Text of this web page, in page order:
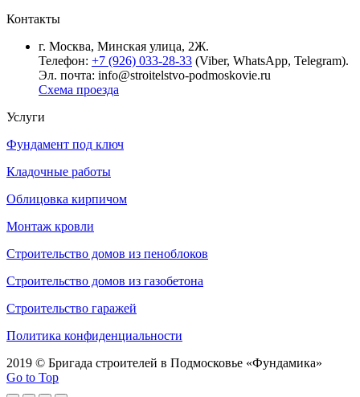
Контакты
г. Москва, Минская улица, 2Ж.
Телефон: +7 (926) 033-28-33 (Viber, WhatsApp, Telegram).
Эл. почта: info@stroitelstvo-podmoskovie.ru
Схема проезда
Услуги
Фундамент под ключ
Кладочные работы
Облицовка кирпичом
Монтаж кровли
Строительство домов из пеноблоков
Строительство домов из газобетона
Строительство гаражей
Политика конфиденциальности
2019 © Бригада строителей в Подмосковье «Фундамика»
Go to Top